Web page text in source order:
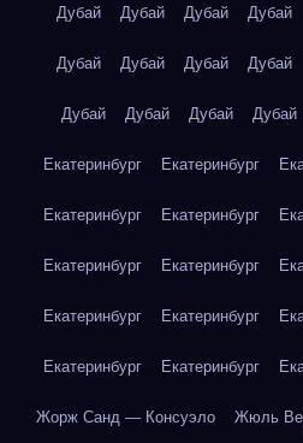
Дубай Дубай Дубай Дубай
Дубай Дубай Дубай Дубай
Дубай Дубай Дубай Дубай
Екатеринбург Екатеринбург
Екатеринбург Екатеринбург
Екатеринбург Екатеринбург
Екатеринбург Екатеринбург
Екатеринбург Екатеринбург
Жорж Санд — Консуэло Жюль